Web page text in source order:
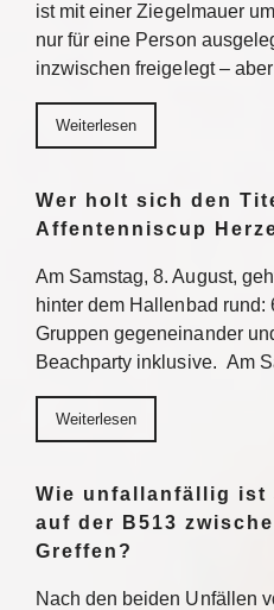
ist mit einer Ziegelmauer
nur für eine Person
inzwischen freigelegt –
Weiterlesen
Wer holt sich den
Affentenniscup
Am Samstag, 8. August,
hinter dem Hallenbad rund:
Gruppen gegeneinander
Beachparty inklusive. Am
Weiterlesen
Wie unfallanfällig ist
auf der B513
Greffen?
Nach den beiden Unfällen